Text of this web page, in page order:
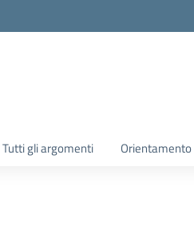
Tutti gli argomenti Orientamento